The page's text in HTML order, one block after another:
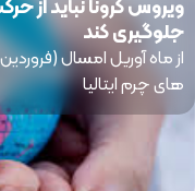
ویروس کرونا نباید
جلوگیری کند
های چرم ایتالیا